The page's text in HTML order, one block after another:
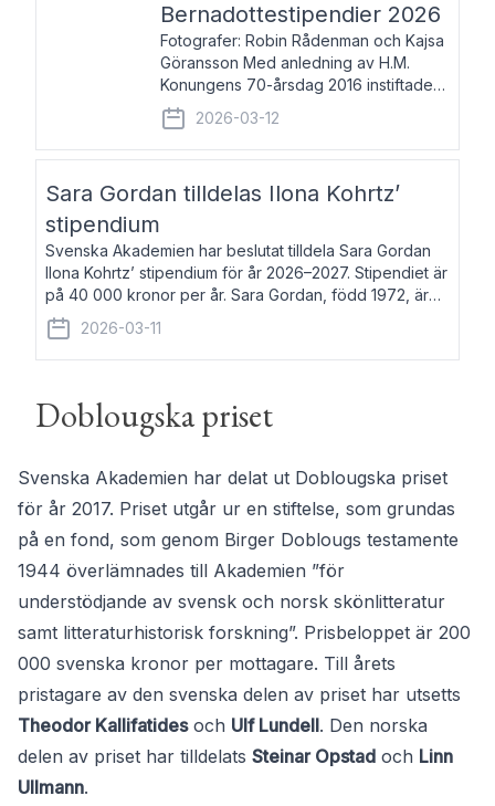
Bernadottestipendier 2026
Fotografer: Robin Rådenman och Kajsa
Göransson Med anledning av H.M.
Konungens 70-årsdag 2016 instiftade
fem av de kungliga akademierna det så
kallade Bernadotteprogrammet med
syfte att genom stipendier erbjuda stöd
2026-03-12
Sara Gordan tilldelas Ilona Kohrtz’
stipendium
Svenska Akademien har beslutat tilldela Sara Gordan
Ilona Kohrtz’ stipendium för år 2026–2027. Stipendiet är
på 40 000 kronor per år. Sara Gordan, född 1972, är
författare och översättare. Hon debuterade 2006 med
det prosalyriska verket En
2026-03-11
Doblougska priset
Svenska Akademien har delat ut Doblougska priset
för år 2017. Priset utgår ur en stiftelse, som grundas
på en fond, som genom Birger Doblougs testamente
1944 överlämnades till Akademien ”för
understödjande av svensk och norsk skönlitteratur
samt litteraturhistorisk forskning”. Prisbeloppet är 200
000 svenska kronor per mottagare. Till årets
pristagare av den svenska delen av priset har utsetts
Theodor Kallifatidesoch Ulf Lundell. Den norska
delen av priset har tilldelats Steinar Opstad och Linn
Ullmann.